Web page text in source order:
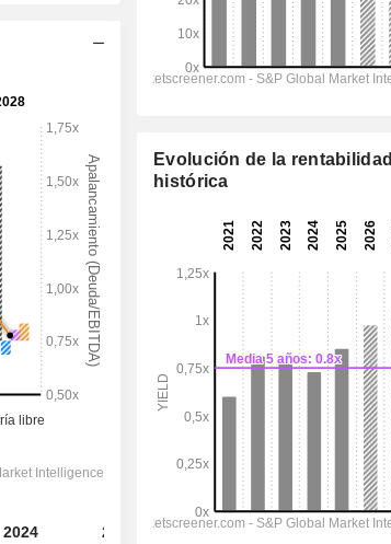
2024 2025 2026 2027
Evolución de la rentabilidad
histórica